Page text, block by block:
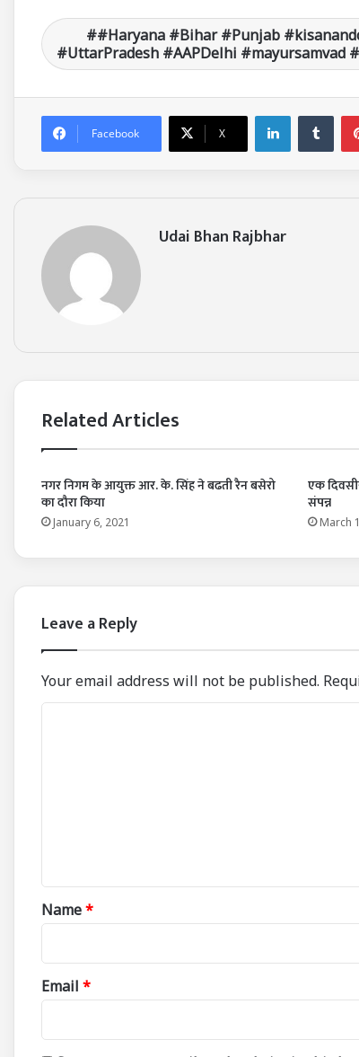
#Haryana #Bihar #Punjab
#UttarPradesh #AAPDelhi
Facebook X
LinkedIn
Udai Bhan Rajbhar
Related Articles
नगर निगम के आयुक्त आर. के. सिंह ने बढती रैन बसेरो
का दौरा किया
January 6, 2021
एक
संपन्न
March
Leave a Reply
Your email address will not be published.
*
Name*
Email *